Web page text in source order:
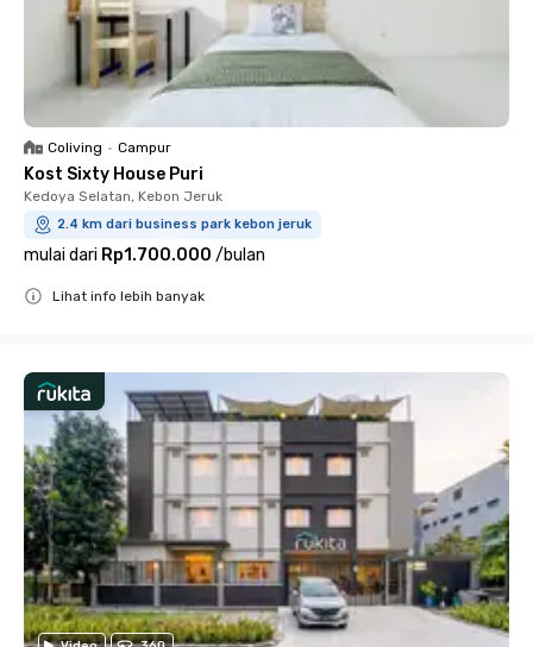
Coliving • Campur
Kost Sixty House Puri
Kedoya Selatan, Kebon Jeruk
2.4 km dari business park kebon jeruk
mulai dari Rp1.700.000 /bulan
Lihat info lebih banyak